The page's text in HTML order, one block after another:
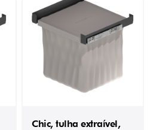
Chic, tulha extraível,